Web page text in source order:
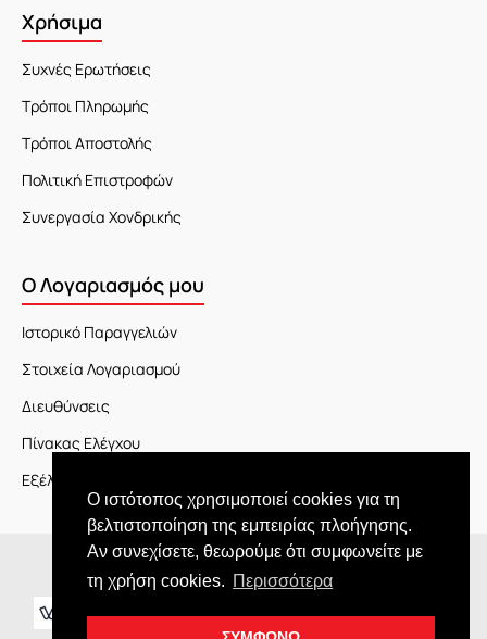
Ο ιστότοπος χρησιμοποιεί cookies για τη
βελτιστοποίηση της εμπειρίας πλοήγησης.
Αν συνεχίσετε, θεωρούμε ότι συμφωνείτε με
τη χρήση cookies. Περισσότερα
Χρήσιμα
Συχνές Ερωτήσεις
Τρόποι Πληρωμής
Τρόποι Αποστολής
Πολιτική Επιστροφών
Συνεργασία Χονδρικής
Ο Λογαριασμός μου
Ιστορικό Παραγγελιών
Στοιχεία Λογαριασμού
Διευθύνσεις
Πίνακας Ελέγχου
Εξέλιξη Παραγγελίας
Copyright © 2026 JOY market